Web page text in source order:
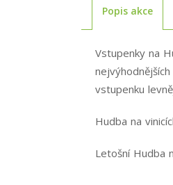
Popis akce
Vstupenky na
vstupenku
Hudba na
Letošní Hudba